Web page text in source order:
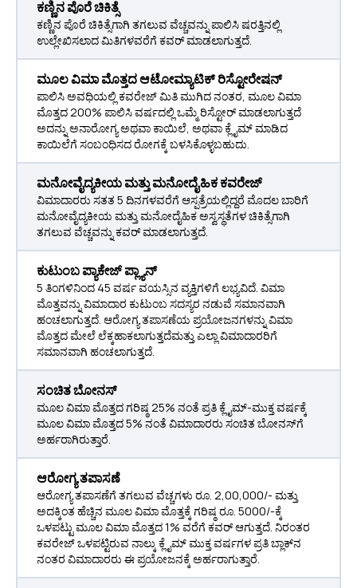
ಕಣ್ಣಿನ ಪೊರೆ ಚಿಕಿತ್ಸೆ
ಕಣ್ಣಿನ ಪೊರೆ ಚಿಕಿತ್ಸೆಗಾಗಿ ತಗಲುವ ವೆಚ್ಚವನ್ನು ಪಾಲಿಸಿ ಷರತ್ತಿನಲ್ಲಿ
ಉಲ್ಲೇಖಿಸಲಾದ ಮಿತಿಗಳವರೆಗೆ ಕವರ್ ಮಾಡಲಾಗುತ್ತದೆ.
ಮೂಲ ವಿಮಾ ಮೊತ್ತದ ಆಟೋಮ್ಯಾಟಿಕ್ ರಿಸ್ಟೋರೇಷನ್
ಪಾಲಿಸಿ ಅವಧಿಯಲ್ಲಿ ಕವರೇಜ್ ಮಿತಿ ಮುಗಿದ ನಂತರ, ಮೂಲ ವಿಮಾ
ಮೊತ್ತದ 200% ಪಾಲಿಸಿ ವರ್ಷದಲ್ಲಿ ಒಮ್ಮೆ ರಿಸ್ಟೋರ್ ಮಾಡಲಾಗುತ್ತದೆ
ಅದನ್ನು ಅನಾರೋಗ್ಯ ಅಥವಾ ಕಾಯಿಲೆ, ಅಥವಾ ಕ್ಲೈಮ್ ಮಾಡಿದ
ಕಾಯಿಲೆಗೆ ಸಂಬಂಧಿಸದ ರೋಗಕ್ಕೆ ಬಳಸಿಕೊಳ್ಳಬಹುದು.
ಮನೋವೈದ್ಯಕೀಯ ಮತ್ತು ಮನೋದೈಹಿಕ ಕವರೇಜ್
ವಿಮಾದಾರರು ಸತತ 5 ದಿನಗಳವರೆಗೆ ಆಸ್ಪತ್ರೆಯಲ್ಲಿದ್ದರೆ ಮೊದಲ ಬಾರಿಗೆ
ಮನೋವೈದ್ಯಕೀಯ ಮತ್ತು ಮನೋದೈಹಿಕ ಅಸ್ವಸ್ಥತೆಗಳ ಚಿಕಿತ್ಸೆಗಾಗಿ
ತಗಲುವ ವೆಚ್ಚವನ್ನು ಕವರ್ ಮಾಡಲಾಗುತ್ತದೆ.
ಕುಟುಂಬ ಪ್ಯಾಕೇಜ್ ಪ್ಲ್ಯಾನ್
5 ತಿಂಗಳಿನಿಂದ 45 ವರ್ಷ ವಯಸ್ಸಿನ ವ್ಯಕ್ತಿಗಳಿಗೆ ಲಭ್ಯವಿದೆ. ವಿಮಾ
ಮೊತ್ತವನ್ನು ವಿಮಾದಾರ ಕುಟುಂಬ ಸದಸ್ಯರ ನಡುವೆ ಸಮಾನವಾಗಿ
ಹಂಚಲಾಗುತ್ತದೆ. ಆರೋಗ್ಯ ತಪಾಸಣೆಯ ಪ್ರಯೋಜನಗಳನ್ನು ವಿಮಾ
ಮೊತ್ತದ ಮೇಲೆ ಲೆಕ್ಕಹಾಕಲಾಗುತ್ತದೆಮತ್ತು ಎಲ್ಲಾ ವಿಮಾದಾರರಿಗೆ
ಸಮಾನವಾಗಿ ಹಂಚಲಾಗುತ್ತದೆ.
ಸಂಚಿತ ಬೋನಸ್
ಮೂಲ ವಿಮಾ ಮೊತ್ತದ ಗರಿಷ್ಠ 25% ನಂತೆ ಪ್ರತಿ ಕ್ಲೈಮ್-ಮುಕ್ತ ವರ್ಷಕ್ಕೆ
ಮೂಲ ವಿಮಾ ಮೊತ್ತದ 5% ನಂತೆ ವಿಮಾದಾರರು ಸಂಚಿತ ಬೋನಸ್‌ಗೆ
ಅರ್ಹರಾಗಿರುತ್ತಾರೆ.
ಆರೋಗ್ಯ ತಪಾಸಣೆ
ಆರೋಗ್ಯ ತಪಾಸಣೆಗೆ ತಗಲುವ ವೆಚ್ಚಗಳು ರೂ. 2,00,000/- ಮತ್ತು
ಅದಕ್ಕಿಂತ ಹೆಚ್ಚಿನ ಮೂಲ ವಿಮಾ ಮೊತ್ತಕ್ಕೆ ಗರಿಷ್ಠ ರೂ. 5000/-ಕ್ಕೆ
ಒಳಪಟ್ಟು ಮೂಲ ವಿಮಾ ಮೊತ್ತದ 1% ವರೆಗೆ ಕವರ್ ಆಗುತ್ತದೆ. ನಿರಂತರ
ಕವರೇಜ್ ಒಳಪಟ್ಟಿರುವ ನಾಲ್ಕು ಕ್ಲೈಮ್ ಮುಕ್ತ ವರ್ಷಗಳ ಪ್ರತಿ ಬ್ಲಾಕ್‌ನ
ನಂತರ ವಿಮಾದಾರರು ಈ ಪ್ರಯೋಜನಕ್ಕೆ ಅರ್ಹರಾಗುತ್ತಾರೆ.